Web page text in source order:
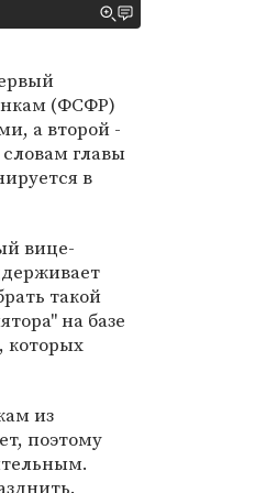
(ФСФР)
а второй -
главы
в
вице-
такой
на базе
которых
из
поэтому